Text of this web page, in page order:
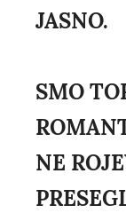
JASNO.
SMO
NE